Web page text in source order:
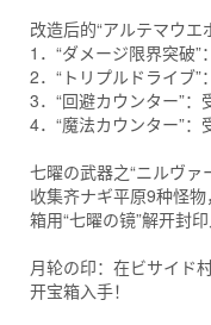
改造后的“アルテマウエ
1．“ダメージ限界突破”
2．“トリプルドライブ”
3．“回避カウンター”：
4．“魔法カウンター”：
七曜の武器之“ニルヴァ
收集齐ナギ平原9种怪
箱用“七曜の镜”解开封印
月轮の印：在ビサイド
开宝箱入手！